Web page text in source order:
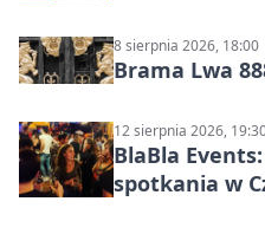
8 sierpnia 2026, 18:00
Brama Lwa
12 sierpnia 2026,
BlaBla
spotkania w